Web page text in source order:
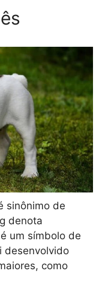
sinônimo de
denota
um símbolo de
desenvolvido
como